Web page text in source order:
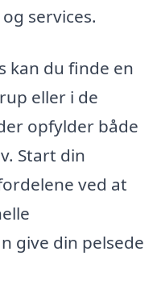
services.
kan du finde en
eller i de
opfylder både
Start din
ved at
give din pelsede